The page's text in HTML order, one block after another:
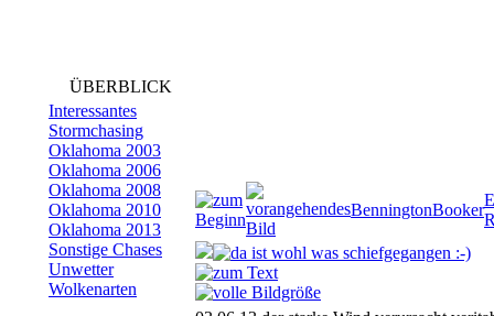
ÜBERBLICK
Interessantes
Stormchasing
Oklahoma 2003
Oklahoma 2006
Oklahoma 2008
Oklahoma 2010
Oklahoma 2013
Sonstige Chases
Unwetter
Wolkenarten
BenningtonBooker